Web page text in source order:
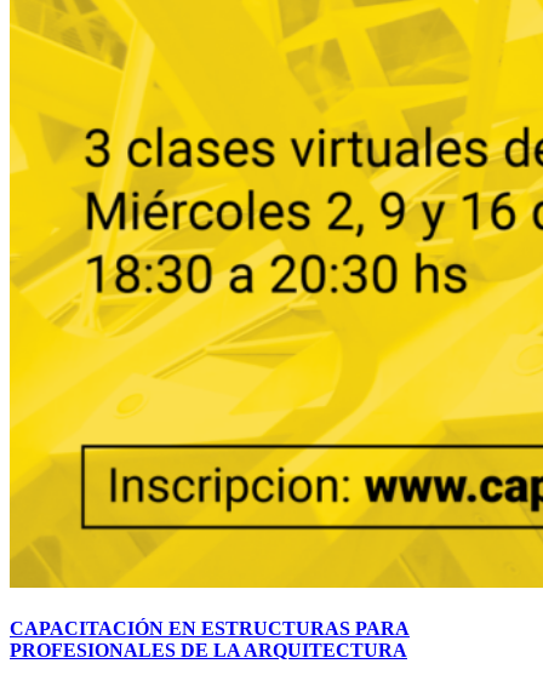
CAPACITACIÓN EN ESTRUCTURAS PARA
PROFESIONALES DE LA ARQUITECTURA